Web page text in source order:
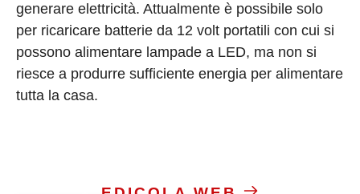
generare elettricità. Attualmente è possibile solo
per ricaricare batterie da 12 volt portatili con cui si
possono alimentare lampade a LED, ma non si
riesce a produrre sufficiente energia per alimentare
tutta la casa.